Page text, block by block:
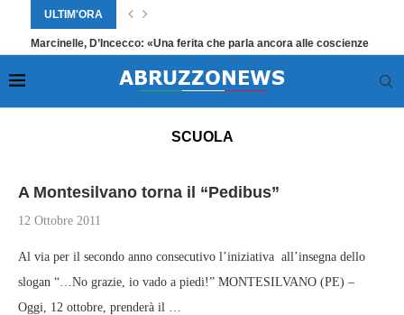
ULTIM'ORA
Marcinelle, D’Incecco: «Una ferita che parla ancora alle coscienze
Home Scuola»Pagina 467
SCUOLA
A Montesilvano torna il “Pedibus”
12 Ottobre 2011
Al via per il secondo anno consecutivo l’iniziativa all’insegna dello
slogan “…No grazie, io vado a piedi!” MONTESILVANO (PE) –
Oggi, 12 ottobre, prenderà il …